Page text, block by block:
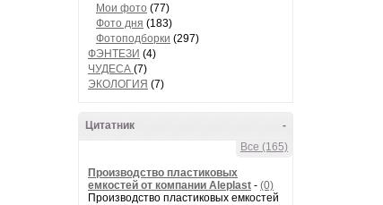
Мои фото (77)
Фото дня (183)
Фотоподборки (297)
ФЭНТЕЗИ (4)
ЧУДЕСА (7)
ЭКОЛОГИЯ (7)
-
Цитатник
Все (165)
Производство пластиковых
емкостей от компании Aleplast - (0)
Производство пластиковых емкостей